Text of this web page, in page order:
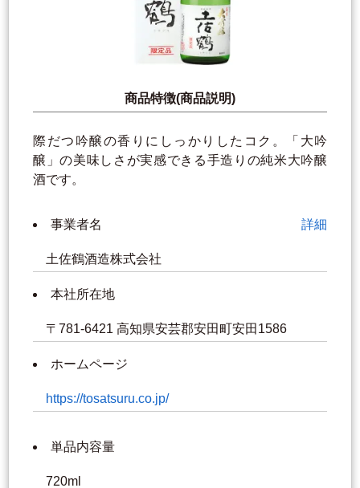
商品特徴(商品説明)
際だつ吟醸の香りにしっかりしたコク。「大吟
醸」の美味しさが実感できる手造りの純米大吟醸
酒です。
事業者名 詳細
土佐鶴酒造株式会社
本社所在地
〒781-6421 高知県安芸郡安田町安田1586
ホームページ
https://tosatsuru.co.jp/
単品内容量
720ml